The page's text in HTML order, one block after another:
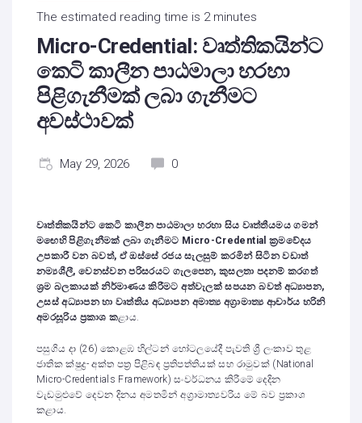
The estimated reading time is 2 minutes
Micro-Credential: වෘත්තිකයින්ට
කෙටි කාලීන පාඨමාලා හරහා
පිළිගැනීමක් ලබා ගැනීමට
අවස්ථාවක්
May 29, 2026 0
වෘත්තිකයින්ට කෙටි කාලීන පාඨමාලා හරහා සිය වෘත්තීයමය ගමන්
මඟෙහි පිළිගැනීමක් ලබා ගැනීමට Micro-Credential ක්‍රමවේදය
උපකාරී වන බවත්, ඒ ඔස්සේ රජය සැලසුම් කරමින් සිටින වඩාත්
නම්‍යශීලී, වෙනස්වන පරිසරයට ගැලපෙන, කුසලතා පදනම් කරගත්
ශ්‍රම බලකායක් නිර්මාණය කිරීමට අත්වැලක් සපයන බවත් අධ්‍යාපන,
උසස් අධ්‍යාපන හා වෘත්තිය අධ්‍යාපන අමාත්‍ය අග්‍රාමාත්‍ය ආචාර්ය හරිනි
අමරසූරිය ප්‍රකාශ කළාය.
පසුගිය දා (26) කොළඹ හිල්ටන් හෝටලයේදී පැවති ශ්‍රී ලංකාව තුළ
ජාතික ක්ෂුද්‍ර- අක්ත පත්‍ර පිළිබඳ ප්‍රතිපත්තියක් සහ රාමුවක් (National
Micro-Credentials Framework) සංවර්ධනය කිරීමේ දෙදින
වැඩමුළුවේ දෙවන දිනය අමතමින් අග්‍රාමාත්‍යවරිය මේ බව ප්‍රකාශ
කළාය.